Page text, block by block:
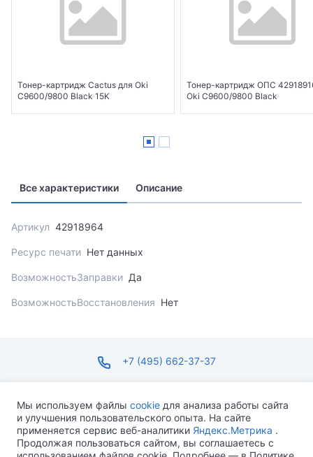
Тонер-картридж Cactus для Oki
C9600/9800 Black 15K
Тонер-картридж ОПС
Oki C9600/9800 Black
Все характеристики Описание
Артикул 42918964
Ресурс печати Нет данных
ВозможностьЗаправки Да
ВозможностьВосстановления Нет
+7 (495) 662-37-37
ПН-ПТ С 09:00 ДО 18:00 СБ-ВС ВЫХОДНОЙ
Мы используем файлы cookie для анализа работы сайта
и улучшения пользовательского опыта. На сайте
применяется сервис веб-аналитики Яндекс.Метрика .
Продолжая пользоваться сайтом, вы соглашаетесь с